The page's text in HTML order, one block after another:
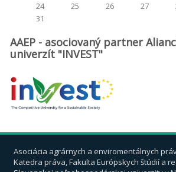
24
25 26 27
31
AAEP - asociovaný partner
univerzít "INVEST"
Asociácia agrárnych a enviromentálnych
Katedra práva, Fakulta Európskych štúdií a